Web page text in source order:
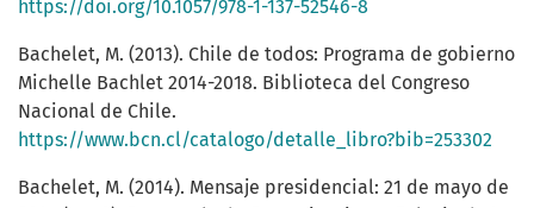
https://doi.org/10.1057/978-1-137-52546-8
Bachelet, M. (2013). Chile de todos: Programa de gobierno
Michelle Bachlet 2014-2018. Biblioteca del Congreso
Nacional de Chile.
https://www.bcn.cl/catalogo/detalle_libro?bib=253302
Bachelet, M. (2014). Mensaje presidencial: 21 de mayo de